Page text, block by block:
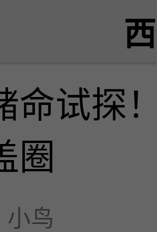
命试探
圈
小鸟